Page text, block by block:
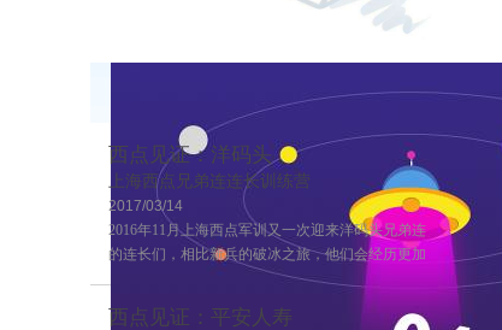
西点见证：洋码头
上海西点兄弟连连长训练营
2017/03/14
2016年11月上海西点军训又一次迎来洋码头兄弟连
的连长们，相比新兵的破冰之旅，他们会经历更加
严格的训练，这也是兄弟连连长训练的第二期，来
西点见证：平安人寿